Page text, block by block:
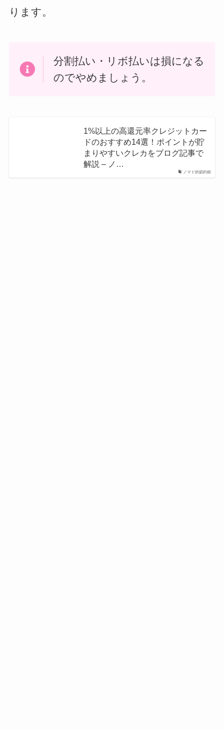
ります。
分割払い・リボ払いは損になる
のでやめましょう。
ノマド的節約術
1%以上の高還元率クレジットカー
ドのおすすめ14選！ポイントが貯
まりやすいクレカをブログ記事で
解説 – ノ…